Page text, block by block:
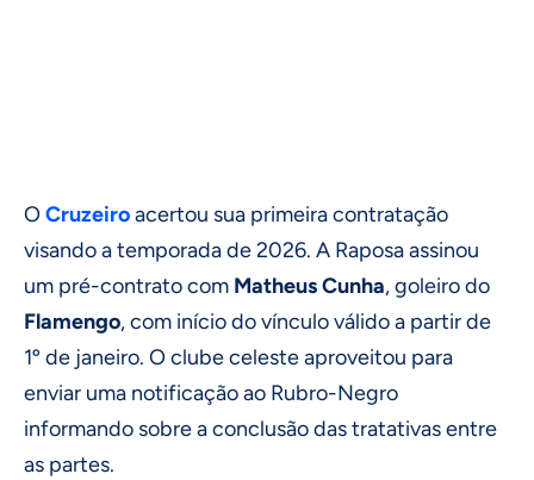
OCruzeiroacertou sua primeira contratação
visando a temporada de 2026. A Raposa assinou
um pré-contrato com Matheus Cunha, goleiro do
Flamengo, com início do vínculo válido a partir de
1º de janeiro. O clube celeste aproveitou para
enviar uma notificação ao Rubro-Negro
informando sobre a conclusão das tratativas entre
as partes.